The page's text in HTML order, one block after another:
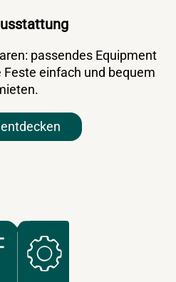
passendes Equipment
einfach und bequem